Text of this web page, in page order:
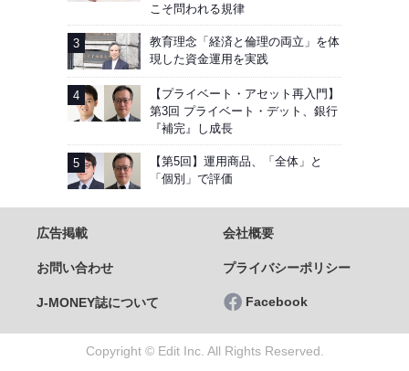
こそ問われる規律
教育理念「経済と倫理の両立」を体
現した資金運用を実践
【プライベート・アセット再入門】
第3回 プライベート・デット、銀行
『補完』し成長
【第5回】運用商品、「全体」と
「個別」で評価
広告掲載 会社概要
お問い合わせ プライバシーポリシー
J-MONEY誌について Facebook
Copyright © Edit Inc. All Rights Reserved.